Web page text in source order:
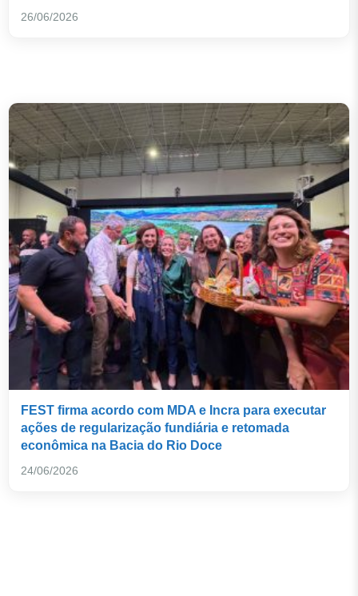
26/06/2026
FEST firma acordo com MDA e Incra para executar
ações de regularização fundiária e retomada
econômica na Bacia do Rio Doce
24/06/2026